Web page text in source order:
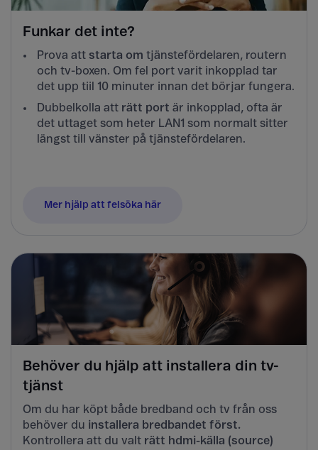
Funkar det inte?
Prova att starta om tjänstefördelaren, routern
och tv-boxen. Om fel port varit inkopplad tar
det upp tiil 10 minuter innan det börjar fungera.
Dubbelkolla att rätt port är inkopplad, ofta är
det uttaget som heter LAN1 som normalt sitter
längst till vänster på tjänstefördelaren.
Mer hjälp att felsöka här
Behöver du hjälp att installera din tv-
tjänst
Om du har köpt både bredband och tv från oss
behöver du installera bredbandet först.
Kontrollera att du valt rätt hdmi-källa (source)